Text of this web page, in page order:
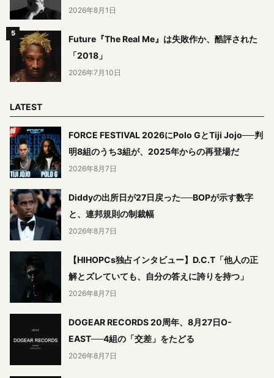
2026年8月1日
Future『The Real Me』は失敗作か、酷評された
「2018」
2026年7月10日
LATEST
FORCE FESTIVAL 2026にPolo GとTiji Jojo──判
明8組のうち3組が、2025年からの再登場だ
2026年8月7日
Diddyの出所日が27日戻った──BOPが示す数字
と、連邦規則の制裁幅
2026年8月7日
【HIHOPCs独占インタビュー】D.C.T「他人の正
解とズレていても、自分の答えに誇りを持つ」
2026年8月7日
DOGEAR RECORDS 20周年、8月27日O-
EAST──4組の「交差」をたどる
2026年8月7日